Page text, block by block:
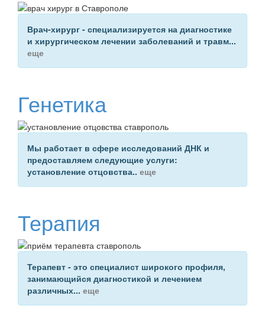
Врач-хирург - специализируется на диагностике
и хирургическом лечении заболеваний и травм...
еще
Генетика
Мы работает в сфере исследований ДНК и
предоставляем следующие услуги:
установление отцовства.. еще
Терапия
Терапевт - это специалист широкого профиля,
занимающийся диагностикой и лечением
различных... еще